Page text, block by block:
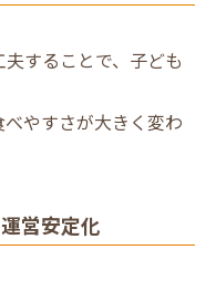
することで、子ども
やすさが大きく変わ
営安定化